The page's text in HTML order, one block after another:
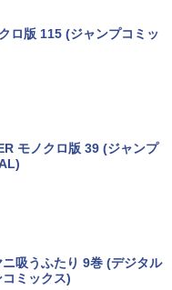
Liberty 5 ミッドナイトブ
レード版】AOKIMI ワイヤ
イヤホン V12 小型
ドレス ENCノイズキャン
ver.)
ver.)
ラベルレス 2L×9本
ラベルレス 500ml ×24本
の麦茶 from 爽健美茶 ラ
ロ版 115 (ジャンプコミッ
モノクロ版 39 (ジャンプ
吸うふたり 9巻 (デジタル
ミックス)